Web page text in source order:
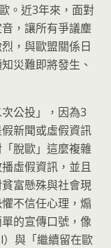
。近3年來，面對
，讓所有爭議塵
，與歐盟關係日
災難即將發生、
公投」，因為3
新聞或虛假資訊
脫歐」這麼複雜
虛假資訊，並且
富懸殊與社會現
不信任心理，煽
的宣傳口號，像
與「繼續留在歐